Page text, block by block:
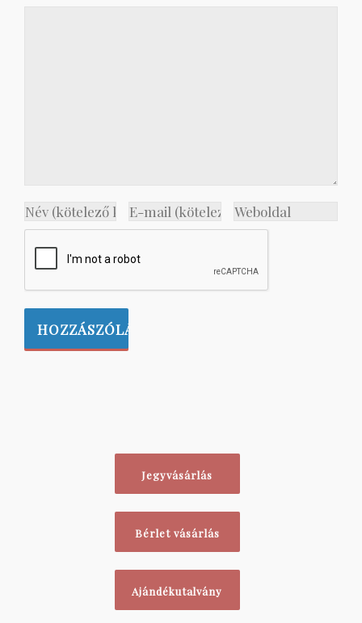
Jegyvásárlás
Bérlet vásárlás
Ajándékutalvány